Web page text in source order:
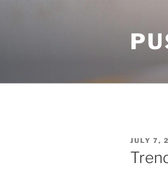
POSTED
ON
JULY 7,